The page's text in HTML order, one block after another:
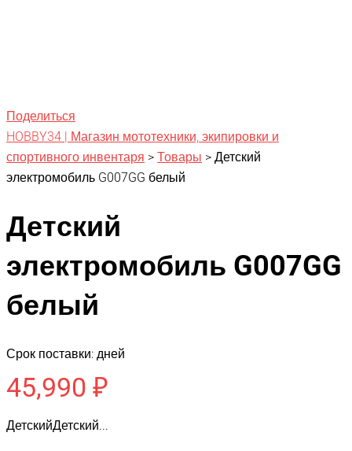
Поделиться
HOBBY34 | Магазин мототехники, экипировки и
спортивного инвентаря > Товары > Детский
электромобиль G007GG белый
Детский
электромобиль G007GG
белый
Срок поставки: дней
45,990 ₽
ДетскийДетский...